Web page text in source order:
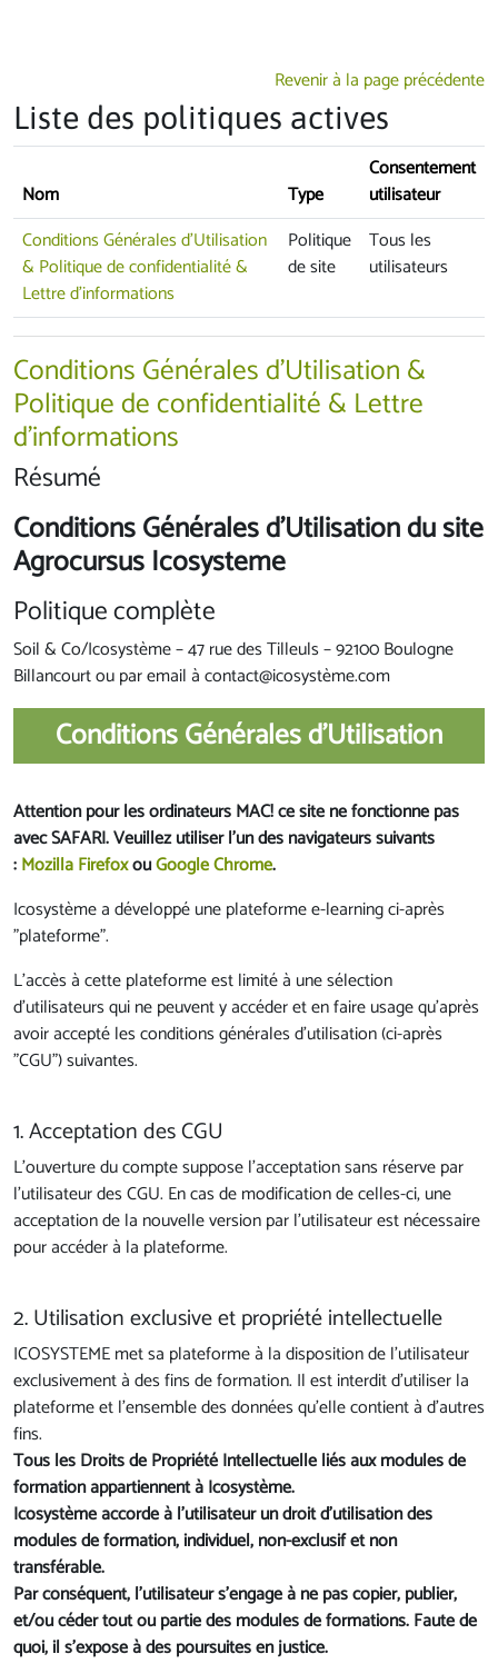
Revenir à la page précédente
Liste des politiques actives
Nom Type
Consentement
utilisateur
Conditions Générales d'Utilisation
& Politique de confidentialité &
Lettre d'informations
Politique
de site
Tous les
utilisateurs
Conditions Générales d'Utilisation &
Politique de confidentialité & Lettre
d'informations
Résumé
Conditions Générales d'Utilisation du site
Agrocursus Icosysteme
Politique complète
Soil & Co/Icosystème – 47 rue des Tilleuls – 92100 Boulogne
Billancourt ou par email à contact@icosystème.com
Conditions Générales d'Utilisation
Attention pour les ordinateurs MAC! ce site ne fonctionne pas
avec SAFARI. Veuillez utiliser l'un des navigateurs suivants
:Mozilla FirefoxouGoogle Chrome.
Icosystème a développé une plateforme e-learning ci-après
"plateforme".
L'accès à cette plateforme est limité à une sélection
d'utilisateurs qui ne peuvent y accéder et en faire usage qu'après
avoir accepté les conditions générales d'utilisation (ci-après
"CGU") suivantes.
1. Acceptation des CGU
L'ouverture du compte suppose l'acceptation sans réserve par
l'utilisateur des CGU. En cas de modification de celles-ci, une
acceptation de la nouvelle version par l'utilisateur est nécessaire
pour accéder à la plateforme.
2. Utilisation exclusive et propriété intellectuelle
ICOSYSTEME met sa plateforme à la disposition de l'utilisateur
exclusivement à des fins de formation. Il est interdit d'utiliser la
plateforme et l'ensemble des données qu'elle contient à d'autres
fins.
Tous les Droits de Propriété Intellectuelle liés aux modules de
formation appartiennent à Icosystème.
Icosystème accorde à l'utilisateur un droit d’utilisation des
modules de formation, individuel, non-exclusif et non
transférable.
Par conséquent, l'utilisateur s’engage à ne pas copier, publier,
et/ou céder tout ou partie des modules de formations. Faute de
quoi, il s'expose à des poursuites en justice.